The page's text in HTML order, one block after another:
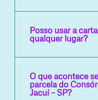
Posso usar a
qualquer lugar?
O que acontece
parcela do
Jacuí – SP?